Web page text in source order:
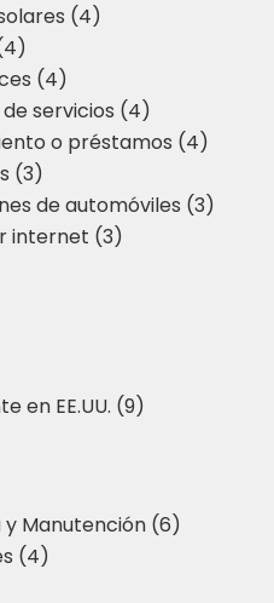
(4)
(4)
servicios (4)
o préstamos (4)
(3)
de automóviles (3)
internet (3)
en EE.UU. (9)
y Manutención (6)
(4)